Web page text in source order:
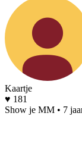
Kaartje
♥ 181
Show je MM • 7